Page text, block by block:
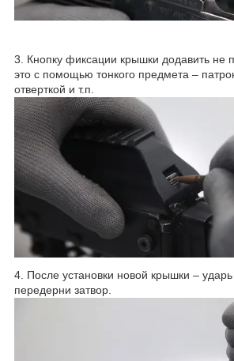
3. Кнопку фиксации крышки додавить не
это с помощью тонкого предмета –
отверткой и т.п.
4. После установки новой крышки – ударь
передерни затвор.